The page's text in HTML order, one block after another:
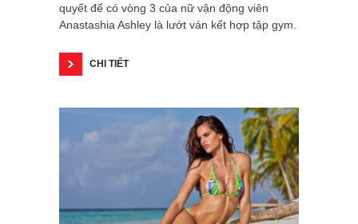
quyết để có vòng 3 của nữ vận động viên
Anastashia Ashley là lướt ván kết hợp tập gym.
CHI TIẾT